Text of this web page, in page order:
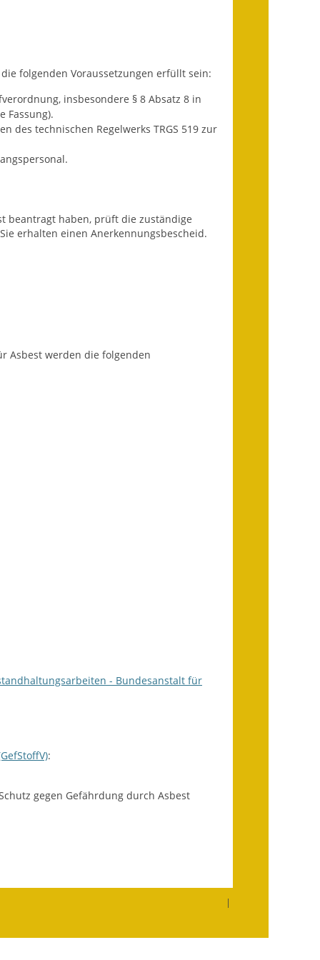
Nachhaltigkeitsbericht
Landesstraße
Gemeinderat
Sitzungsberichte 2018
folgenden Voraussetzungen erfüllt sein:
insbesondere § 8 Absatz 8 in
Fassung).
des technischen Regelwerks TRGS 519 zur
beantragt haben, prüft die zuständige
erhalten einen Anerkennungsbescheid.
Asbest werden die folgenden
- Bundesanstalt für
:
gegen Gefährdung durch Asbest
|